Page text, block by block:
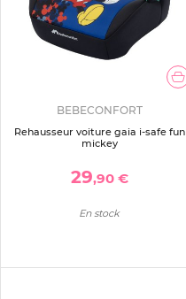
BEBECONFORT
Rehausseur voiture gaia i-safe fun
mickey
29,90 €
En stock